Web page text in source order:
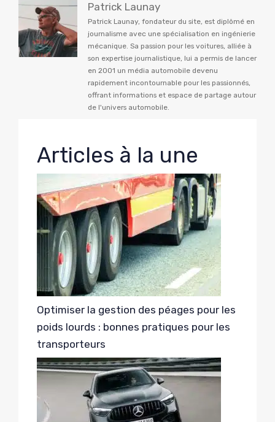
Patrick Launay
Patrick Launay, fondateur du site, est diplômé en
journalisme avec une spécialisation en ingénierie
mécanique. Sa passion pour les voitures, alliée à
son expertise journalistique, lui a permis de lancer
en 2001 un média automobile devenu
rapidement incontournable pour les passionnés,
offrant informations et espace de partage autour
de l'univers automobile.
Articles à la une
Optimiser la gestion des péages pour les
poids lourds : bonnes pratiques pour les
transporteurs